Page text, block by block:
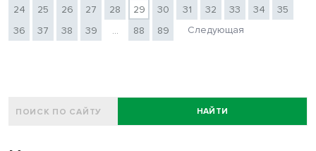
24
25 26 27 28 29 30 31 32 33 34
35
36
37 38 39 ... 88 89 Следующая
НАЙТИ